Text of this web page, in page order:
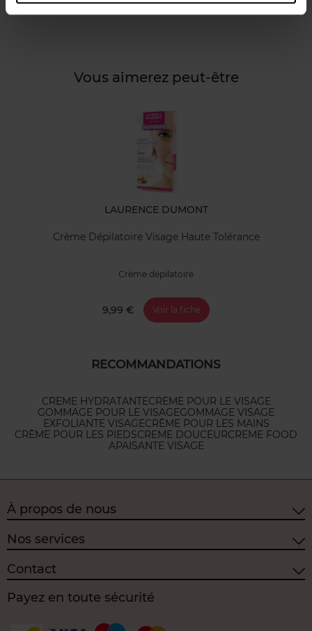
Avis client
Vous aimerez peut-être
LAURENCE DUMONT
Crème Dépilatoire Visage Haute Tolérance
Crème dépilatoire
9,99 € Voir la fiche
RECOMMANDATIONS
CREME HYDRATANTECREME POUR LE VISAGE
GOMMAGE POUR LE VISAGEGOMMAGE VISAGE
EXFOLIANTE VISAGECRÈME POUR LES MAINS
CRÈME POUR LES PIEDSCREME DOUCEURCREME FOOD
APAISANTE VISAGE
À propos de nous
Nos services
Contact
Payez en toute sécurité